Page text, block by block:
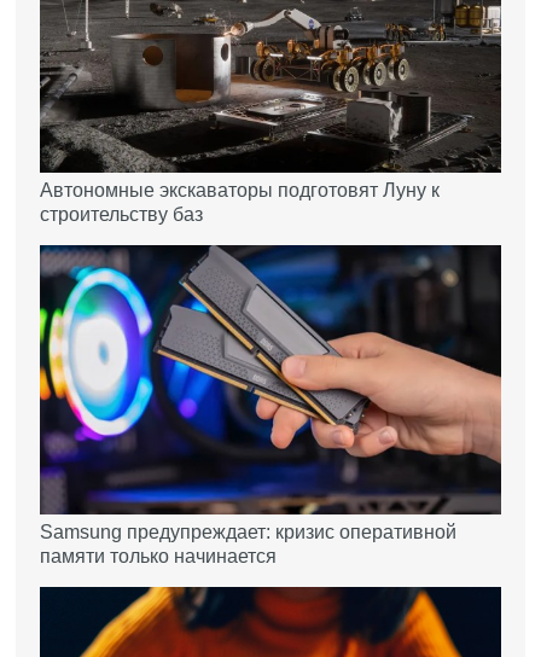
Автономные экскаваторы подготовят Луну к
строительству баз
Samsung предупреждает: кризис оперативной
памяти только начинается